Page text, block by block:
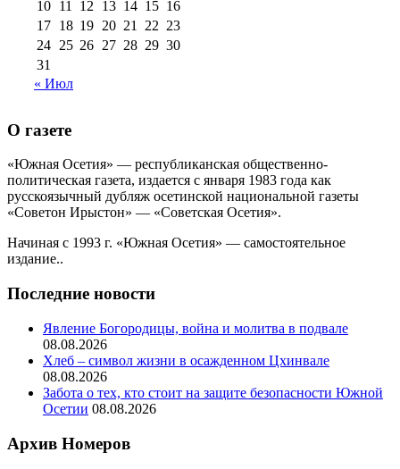
10 11 12 13 14 15 16
17 18 19 20 21 22 23
24 25 26 27 28 29 30
31
« Июл
О газете
«Южная Осетия» — республиканская общественно-
политическая газета, издается с января 1983 года как
русскоязычный дубляж осетинской национальной газеты
«Советон Ирыстон» — «Советская Осетия».
Начиная с 1993 г. «Южная Осетия» — самостоятельное
издание..
Последние новости
Явление Богородицы, война и молитва в подвале
08.08.2026
Хлеб – символ жизни в осажденном Цхинвале
08.08.2026
Забота о тех, кто стоит на защите безопасности Южной
Осетии 08.08.2026
Архив Номеров